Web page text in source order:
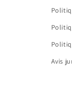
Avis